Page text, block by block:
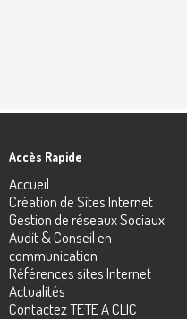
Accès Rapide
Accueil
Création de Sites Internet
Gestion de réseaux Sociaux
Audit & Conseil en
communication
Références sites Internet
Actualités
Contactez TETE A CLIC